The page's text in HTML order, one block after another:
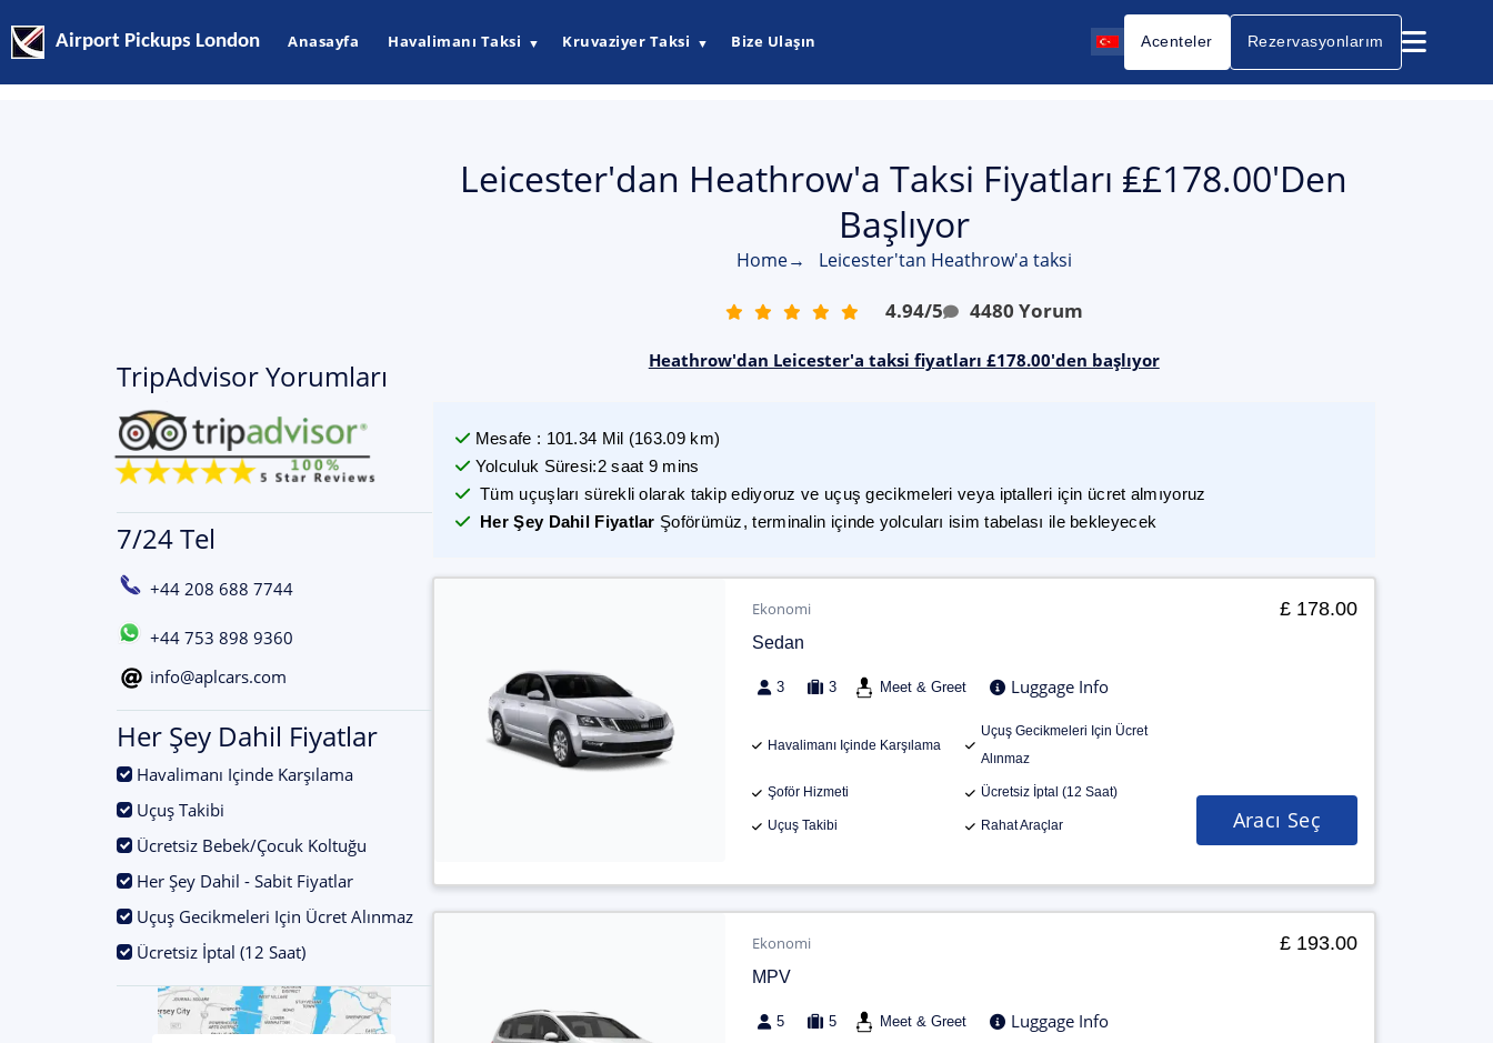
Airport Pickups London Anasayfa Havalimanı Taksi ▼ Kruvaziyer Taksi ▼ Bize Ulaşın Acenteler Rezervasyonlarım
TripAdvisor Yorumları
7/24 Tel
+44 208 688 7744
+44 753 898 9360
info@aplcars.com
Her Şey Dahil Fiyatlar
Havalimanı Içinde Karşılama
Uçuş Takibi
Ücretsiz Bebek/Çocuk Koltuğu
Her Şey Dahil - Sabit Fiyatlar
Uçuş Gecikmeleri Için Ücret Alınmaz
Ücretsiz İptal (12 Saat)
Leicester'dan Heathrow'a Taksi Fiyatları ₤£178.00'den
Başlıyor
Home→ Leicester'tan Heathrow'a taksi
4.94/5 4480 Yorum
Heathrow'dan Leicester'a taksi fiyatları £178.00'den başlıyor
Mesafe : 101.34 Mil (163.09km)
Yolculuk Süresi:2 saat 9 mins
Tüm uçuşları sürekli olarak takip ediyoruz ve uçuş gecikmeleri veya iptalleri için ücret almıyoruz
Her Şey Dahil Fiyatlar Şoförümüz, terminalin içinde yolcuları isim tabelası ile bekleyecek
Ekonomi
Sedan
3 3 Meet & Greet Luggage Info
Havalimanı Içinde Karşılama
Uçuş Gecikmeleri Için Ücret
Alınmaz
Şoför Hizmeti Ücretsiz İptal (12 Saat)
Uçuş Takibi Rahat Araçlar
£ 178.00
Aracı Seç
Ekonomi
MPV
5 5 Meet & Greet Luggage Info
£ 193.00